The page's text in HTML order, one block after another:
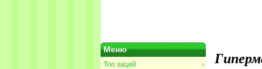
Меню
>
Топ акций